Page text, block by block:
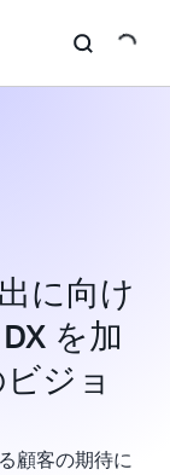
に向け
を加
ジョ
顧客の期待に